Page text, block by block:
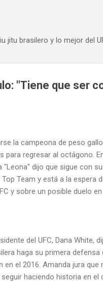
jitu brasilero y lo mejor del
"Tiene que ser
la campeona de peso gallo
para regresar al octágono.
dijo que sigue con
Team y está a la espera
y sobre un posible duelo
del UFC, Dana White,
haga su primera defensa
en el 2016. Amanda jura que
haciendo historia en el